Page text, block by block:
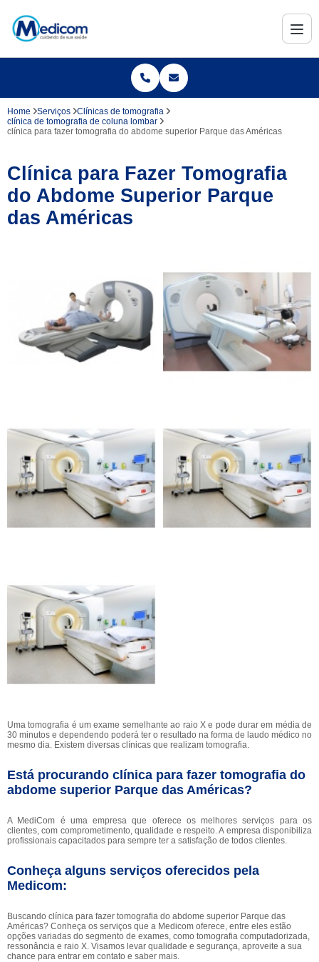
Home Serviços
Clínicas de tomografia
clínica de tomografia de coluna lombar
clínica para fazer tomografia do abdome superior Parque das Américas
Clínica para Fazer Tomografia
do Abdome Superior Parque
das Américas
Uma tomografia é um exame semelhante ao raio X e pode durar em média de
30 minutos e dependendo poderá ter o resultado na forma de laudo médico no
mesmo dia. Existem diversas clínicas que realizam tomografia.
Está procurando clínica para fazer tomografia do
abdome superior Parque das Américas?
A MediCom é uma empresa que oferece os melhores serviços para os
clientes, com comprometimento, qualidade e respeito. A empresa disponibiliza
profissionais capacitados para sempre ter a satisfação de todos clientes.
Conheça alguns serviços oferecidos pela
Medicom:
Buscando clínica para fazer tomografia do abdome superior Parque das
Américas? Conheça os serviços que a Medicom oferece, entre eles estão
opções variadas do segmento de exames, como tomografia computadorizada,
ressonância e raio X. Visamos levar qualidade e segurança, aproveite a sua
chance para entrar em contato e saber mais.